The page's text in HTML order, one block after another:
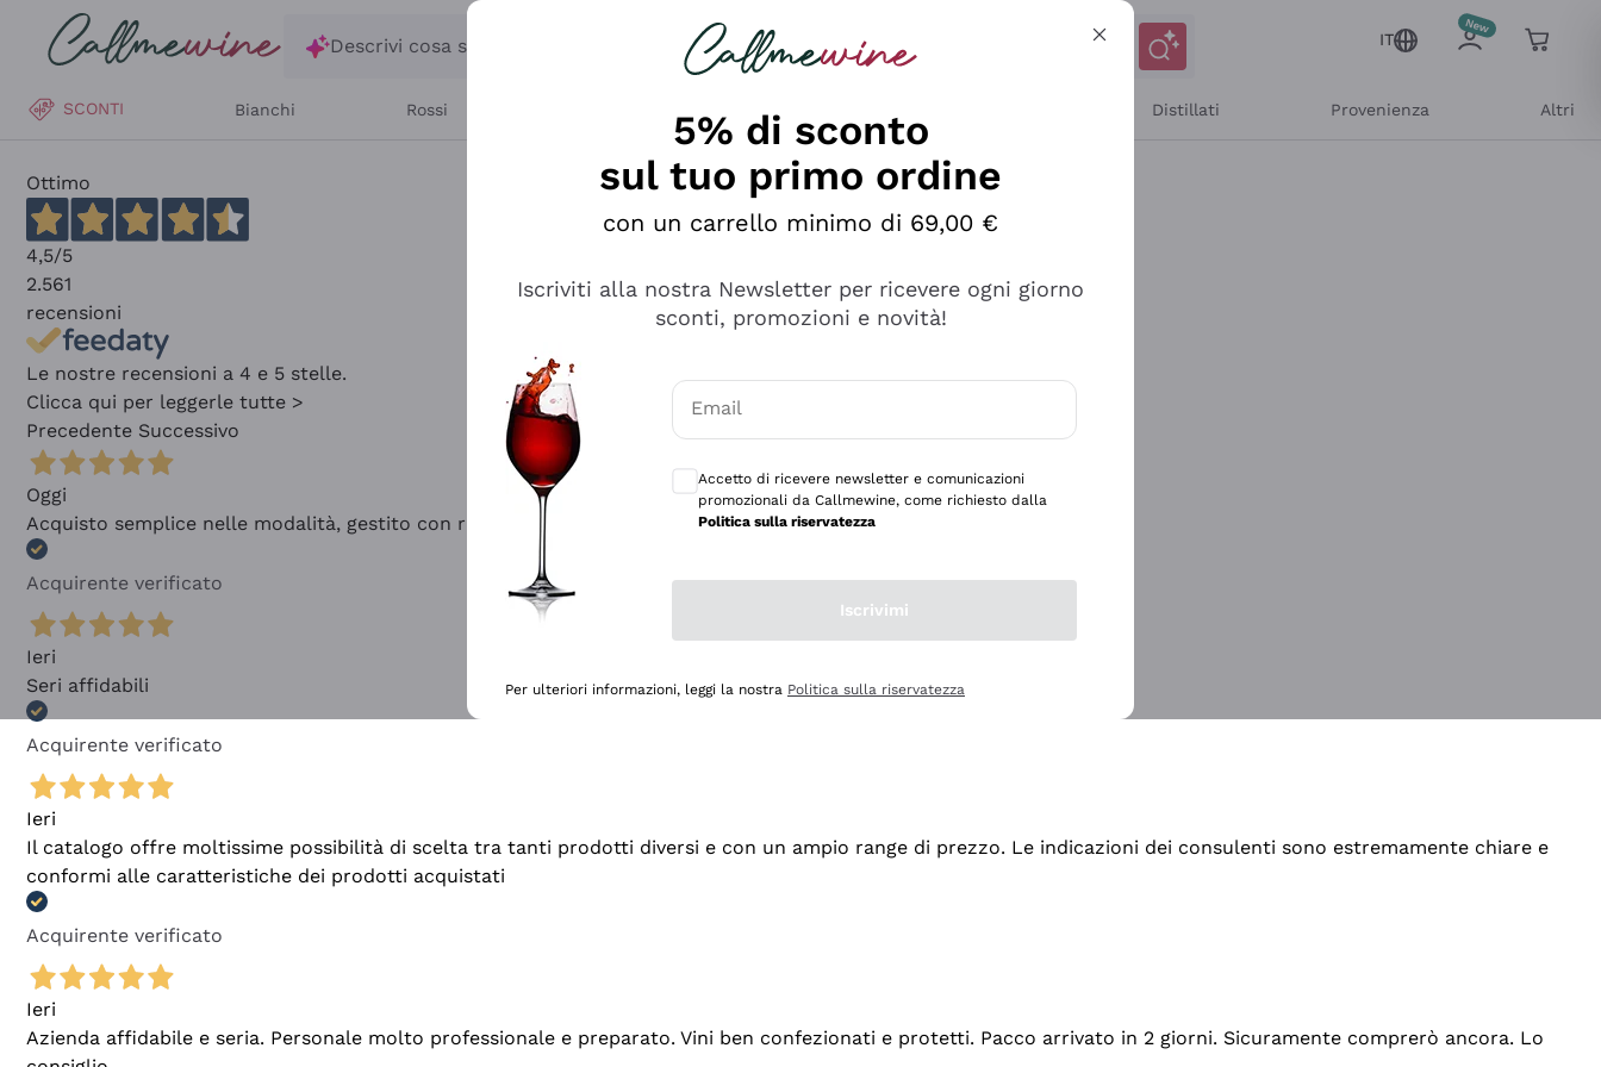
Salta al contenuto principale
Descrivi cosa stai cercando
IT
SCONTI Bianchi Rossi Distillati Provenienza Altri
Ottimo
4,5/5
2.561
recensioni
Le nostre recensioni a 4 e 5 stelle.
Clicca qui per leggerle tutte >
Precedente Successivo
Oggi
Acquisto semplice nelle modalità, gestito con rapidità e professionalità
Acquirente verificato
Ieri
Seri affidabili
Acquirente verificato
Ieri
Il catalogo offre moltissime possibilità di scelta tra tanti prodotti diversi e con un ampio range di prezzo. Le indicazioni dei consulenti sono estremamente chiare e
conformi alle caratteristiche dei prodotti acquistati
Acquirente verificato
Ieri
Azienda affidabile e seria. Personale molto professionale e preparato. Vini ben confezionati e protetti. Pacco arrivato in 2 giorni. Sicuramente comprerò ancora. Lo
5% di sconto
sul tuo primo ordine
con un carrello minimo di 69,00 €
Iscriviti alla nostra Newsletter per ricevere ogni giorno
sconti, promozioni e novità!
Email
Accetto di ricevere newsletter e comunicazioni
promozionali da Callmewine, come richiesto dalla
Politica sulla riservatezza
Iscrivimi
Per ulteriori informazioni, leggi la nostra Politica sulla riservatezza